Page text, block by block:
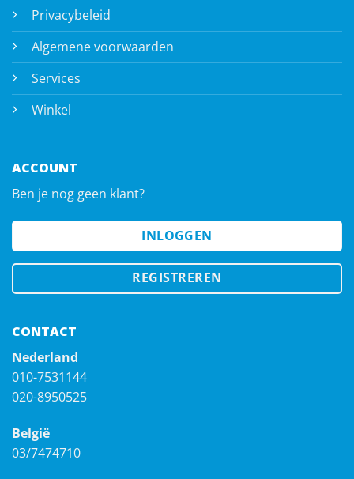
Privacybeleid
Algemene voorwaarden
Services
Winkel
ACCOUNT
Ben je nog geen klant?
INLOGGEN
REGISTREREN
CONTACT
Nederland
010-7531144
020-8950525
België
03/7474710